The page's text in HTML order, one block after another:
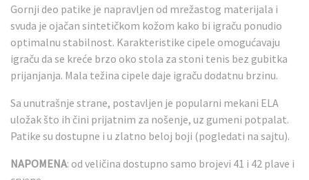
Gornji deo patike je napravljen od mrežastog materijala i
svuda je ojačan sintetičkom kožom kako bi igraču ponudio
optimalnu stabilnost. Karakteristike cipele omogućavaju
igraču da se kreće brzo oko stola za stoni tenis bez gubitka
prijanjanja. Mala težina cipele daje igraču dodatnu brzinu.
Sa unutrašnje strane, postavljen je popularni mekani ELA
uložak što ih čini prijatnim za nošenje, uz gumeni potpalat.
Patike su dostupne i u zlatno beloj boji (pogledati na sajtu).
NAPOMENA: od veličina dostupno samo brojevi 41 i 42 plave i